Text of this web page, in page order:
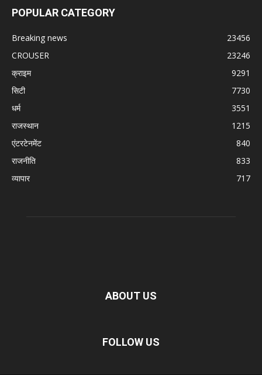
POPULAR CATEGORY
Breaking news
23456
CROUSER
23246
क्राइम
9291
सिटी
7730
धर्म
3551
राजस्थान
1215
एंटरटेनमेंट
840
राजनीति
833
व्यापार
717
ABOUT US
FOLLOW US